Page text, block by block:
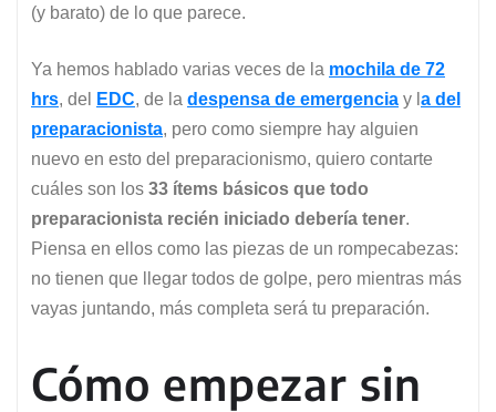
(y barato) de lo que parece.
Ya hemos hablado varias veces de la mochila de 72
hrs, del EDC, de la despensa de emergencia y l a del
preparacionista, pero como siempre hay alguien
nuevo en esto del preparacionismo, quiero contarte
cuáles son los 33 ítems básicos que todo
preparacionista recién iniciado debería tener.
Piensa en ellos como las piezas de un rompecabezas:
no tienen que llegar todos de golpe, pero mientras más
vayas juntando, más completa será tu preparación.
Cómo empezar sin